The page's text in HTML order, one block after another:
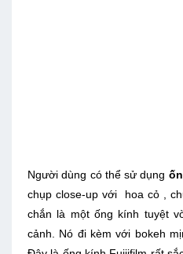
Người dùng có thể sử dụng
chụp close-up với hoa cỏ ,
chắn là một ống kính tuyệt
cảnh. Nó đi kèm với bokeh